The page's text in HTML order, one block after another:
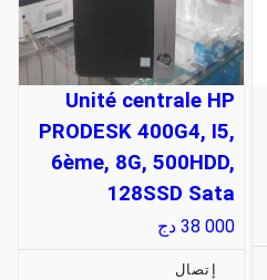
Unité centrale HP
PRODESK 400G4, I5,
6ème, 8G, 500HDD,
128SSD Sata
38 000 دج
إتصال